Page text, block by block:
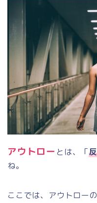
アウトロー とは、「
ね。
ここでは、アウトロー